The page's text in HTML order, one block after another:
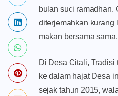
bulan suci ramadhan.
diterjemahkan kurang
makan bersama sama.
Di Desa Citali, Tradisi
ke dalam hajat Desa
sejak tahun 2015,